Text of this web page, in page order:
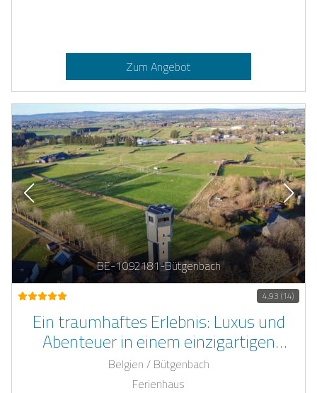
Zum Angebot
BE-1092181-Bütgenbach
4,93 (14)
Ein traumhaftes Erlebnis: Luxus und
Abenteuer in einem einzigartigen
Wasserturm in den Ardennen
Belgien / Bütgenbach
Ferienhaus